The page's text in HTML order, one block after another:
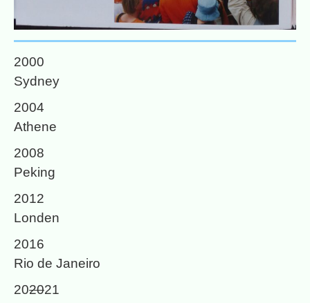
2000
Sydney
2004
Athene
2008
Peking
2012
Londen
2016
Rio de Janeiro
202021